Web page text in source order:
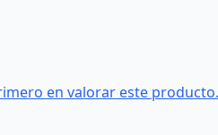
en valorar este producto.